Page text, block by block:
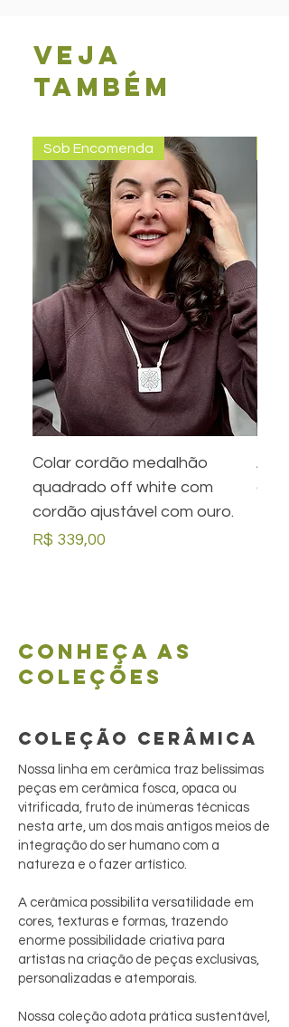
Veja
também
Sob Encomenda
Colar cordão medalhão
quadrado off white com
cordão ajustável com ouro.
Preço
R$ 339,00
Conheça as
coleções
COLEÇÃO CERÂMICA
Nossa linha em cerâmica traz belíssimas
peças em cerâmica fosca, opaca ou
vitrificada, fruto de inúmeras técnicas
nesta arte, um dos mais antigos meios de
integração do ser humano com a
natureza e o fazer artístico.
A cerâmica possibilita versatilidade em
cores, texturas e formas, trazendo
enorme possibilidade criativa para
artistas na criação de peças exclusivas,
personalizadas e atemporais.
Nossa coleção adota prática sustentável,